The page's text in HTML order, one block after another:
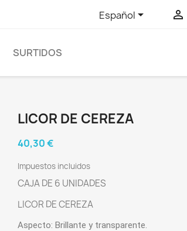
Español 
SURTIDOS
LICOR DE CEREZA
40,30 €
Impuestos incluidos
CAJA DE 6 UNIDADES
LICOR DE CEREZA
Aspecto: Brillante y transparente.